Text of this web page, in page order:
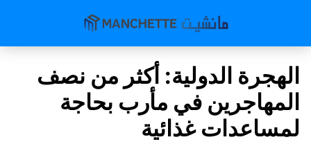
الهجرة الدولية: أكثر من نصف
المهاجرين في مأرب بحاجة
لمساعدات غذائية